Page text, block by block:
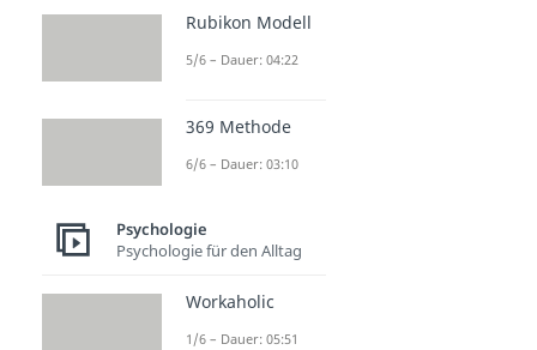
Rubikon Modell
5/6 – Dauer: 04:22
369 Methode
6/6 – Dauer: 03:10
Psychologie
Psychologie für den Alltag
Workaholic
1/6 – Dauer: 05:51